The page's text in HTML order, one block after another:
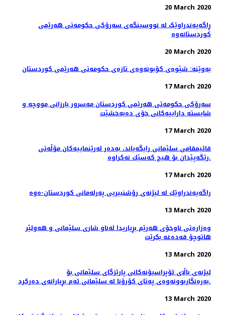
20 March 2020
ڕاگەیەندراوێک لە نووسینگەی سەرۆکی حکومەتی هەرێمی
کوردستانەوە
20 March 2020
بەوێنە: شێوەی کۆبونەوەی تازەی حکومەتی هەرێمی کوردستان
17 March 2020
سەرۆکی حکومەتی هەرێمی کوردستان مەسرور بارزانی مووچە و
شایستە داراییەکانی خۆی دەبەخشێت
17 March 2020
قائیمقامی سلێمانی رایگه‌یاند، به‌ده‌ر له‌رێنماییه‌كان مۆڵه‌تی
رێگه‌پێدان بۆ هیچ كه‌سێك نه‌كراوه‌.
17 March 2020
راگه‌یه‌ندراوێك لە لیژنەی رۆشنبیریی پەرلەمانی كوردستان-ەوە
13 March 2020
وەزارەتی ناوخۆی هەرێم بڕیاریدا لەناو شاری سلێمانی و هەولێر
هاتوچۆ قەدەغە بکرێت
13 March 2020
لیژنەی باڵای ئۆپراسیۆنەكانی پارێزگای سلێمانی بۆ
بەرەنگاربوونەوەی پەتای كۆرۆنا لە سلێمانی ئەم بڕیارانەی دەرکرد.
13 March 2020